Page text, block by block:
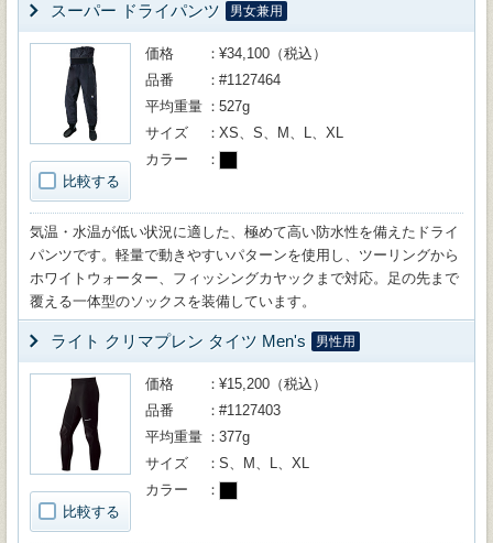
スーパー ドライパンツ 男女兼用
比較する
価格
¥34,100（税込）
品番
#1127464
平均重量
527g
サイズ
XS、S、M、L、XL
カラー
気温・水温が低い状況に適した、極めて高い防水性を備えたドライ
パンツです。軽量で動きやすいパターンを使用し、ツーリングから
ホワイトウォーター、フィッシングカヤックまで対応。足の先まで
覆える一体型のソックスを装備しています。
ライト クリマプレン タイツ Men's 男性用
比較する
価格
¥15,200（税込）
品番
#1127403
平均重量
377g
サイズ
S、M、L、XL
カラー